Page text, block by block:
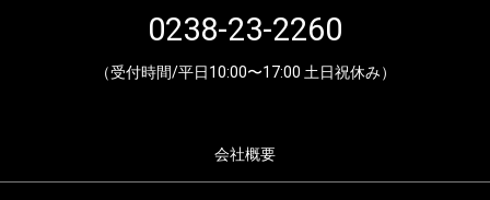
0238-23-2260
（受付時間/平日10:00〜17:00 土日祝休み）
会社概要